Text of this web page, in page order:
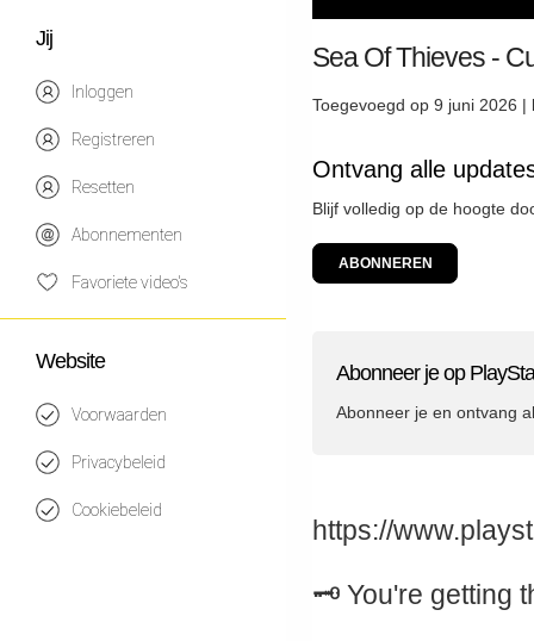
Jij
Inloggen
Registreren
Resetten
Abonnementen
Favoriete video's
Website
Voorwaarden
Privacybeleid
Cookiebeleid
Sea Of Thieves -
Toegevoegd op 9 juni 2026 |
Ontvang alle
Blijf volledig op de hoogte
ABONNEREN
Abonneer je op
Abonneer je en ontvang
https://
🗝️ You're getting